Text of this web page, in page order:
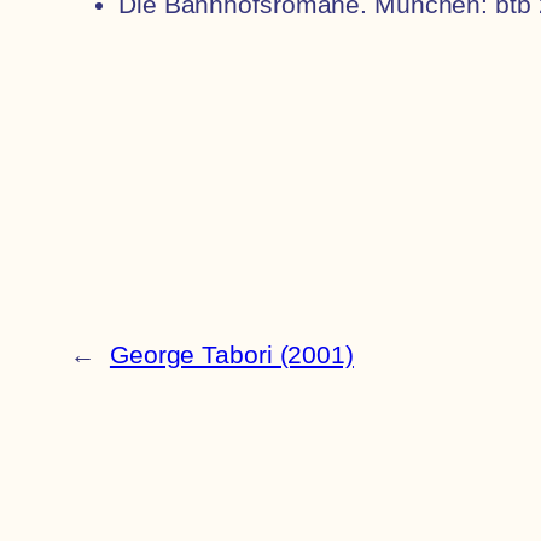
← George Tabori (2001)